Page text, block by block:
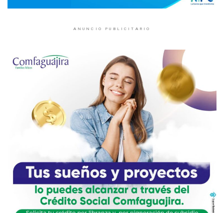
ANUNCIO PUBLICITARIO